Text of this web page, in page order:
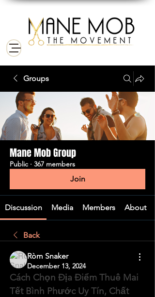
Groups
Mane Mob Group
Public · 367 members
Join
Discussion Media Members About
Back
Ròm Snaker
December 13, 2024
Cách Chọn Địa Điểm Thuê Mai
Tết Bình Phước Uy Tín, Chất